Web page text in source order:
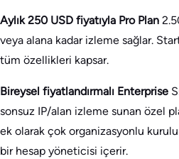
Aylık 250 USD fiyatıyla Pro Plan
veya alana kadar izleme sağlar.
tüm özellikleri kapsar.
Bireysel fiyatlandırmalı Enterprise
sonsuz IP/alan izleme sunan özel
ek olarak çok organizasyonlu
bir hesap yöneticisi içerir.